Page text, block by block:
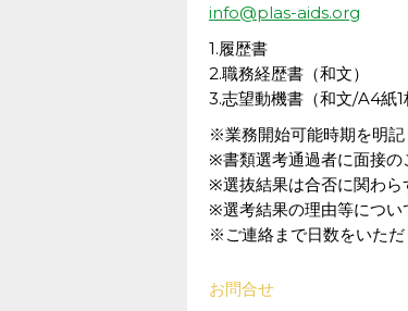
info@plas-aids.org
1.履歴書
2.職務経歴書（和文）
3.志望動機書（和文/A4紙1
※業務開始可能時期を明記
※書類選考通過者に面接の
※選抜結果は合否に関わら
※選考結果の理由等につい
※ご連絡まで日数をいただ
お問合せ